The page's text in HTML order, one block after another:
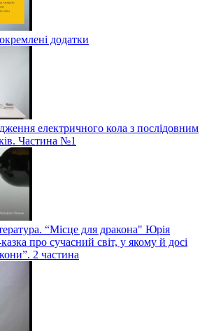
додатки
електричного кола з послідовним
Частина №1
“Місце для дракона" Юрія
про сучасний світ, у якому й досі
2 частина